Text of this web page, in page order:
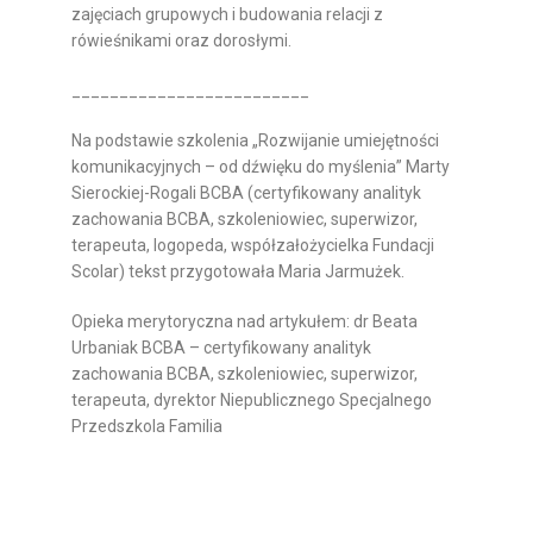
zajęciach grupowych i budowania relacji z
rówieśnikami oraz dorosłymi.
Na podstawie szkolenia „Rozwijanie umiejętności
komunikacyjnych – od dźwięku do myślenia” Marty
Sierockiej-Rogali BCBA (certyfikowany analityk
zachowania BCBA, szkoleniowiec, superwizor,
terapeuta, logopeda, współzałożycielka Fundacji
Scolar) tekst przygotowała Maria Jarmużek.
Opieka merytoryczna nad artykułem: dr Beata
Urbaniak BCBA – certyfikowany analityk
zachowania BCBA, szkoleniowiec, superwizor,
terapeuta, dyrektor Niepublicznego Specjalnego
Przedszkola Familia